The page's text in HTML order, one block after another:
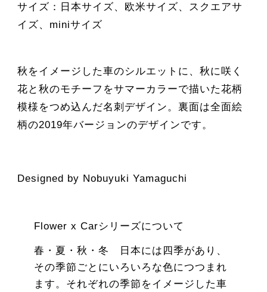
サイズ：日本サイズ、欧米サイズ、スクエアサ
イズ、miniサイズ
秋をイメージした車のシルエットに、秋に咲く
花と秋のモチーフをサマーカラーで描いた花柄
模様をつめ込んだ名刺デザイン。裏面は全面絵
柄の2019年バージョンのデザインです。
Designed by Nobuyuki Yamaguchi
Flower x Carシリーズについて
春・夏・秋・冬 日本には四季があり、
その季節ごとにいろいろな色につつまれ
ます。それぞれの季節をイメージした車